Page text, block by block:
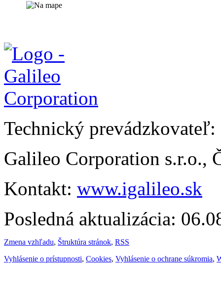
Technický prevádzkovateľ:
Galileo Corporation s.r.o.,
Kontakt: www.igalileo.sk
Posledná aktualizácia:
Zmena vzhľadu, Štruktúra stránok, RSS
Vyhlásenie o prístupnosti, Cookies, Vyhlásenie o ochrane súkromia,